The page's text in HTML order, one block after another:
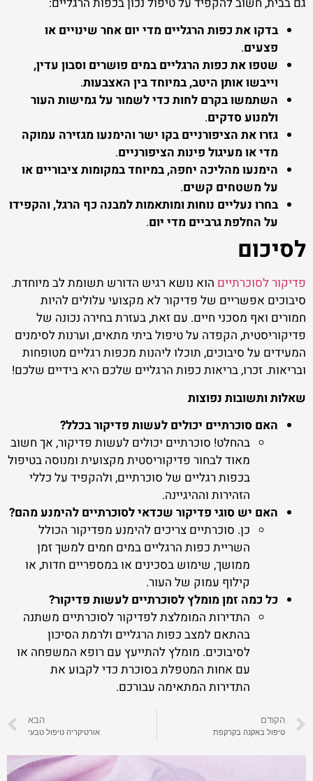
בדקו את כפות הרגליים מדי יום אחר שינויים או
פצעים.
שטפו את כפות הרגליים במים פושרים וסבון עדין,
וייבשו אותן היטב, במיוחד בין האצבעות.
השתמשו בקרם לחות כדי לשמור על גמישות העור
ולמנוע סדקים.
גזרו את הציפורניים בקו ישר והימנעו מגזירה עמוקה
מדי או מעיגול פינות הציפורניים.
הימנעו מהליכה יחפה, במיוחד במקומות ציבוריים או
על משטחים קשים.
בחרו נעליים נוחות ומותאמות למבנה כף הרגל, והקפידו
על החלפת גרביים מדי יום.
לסיכום
פדיקור לסוכרתיים הוא נושא רגיש הדורש תשומת לב מיוחדת.
סיבוכים אפשריים של פדיקור לא מקצועי עלולים להיות
חמורים ואף מסכני חיים. עם זאת, בעזרת בחירה נכונה של
פדיקוריסטית, הקפדה על טיפול ביתי מתאים, וערנות לסימנים
המעידים על סיבוכים, תוכלו ליהנות מכפות רגליים מטופחות
ובריאות. זכרו, בריאות כפות הרגליים שלכם היא בידיים שלכם!
שאלות ותשובות נפוצות
האם סוכרתיים יכולים לעשות פדיקור בכלל?
בהחלט! סוכרתיים יכולים לעשות פדיקור, אך חשוב
מאוד לבחור פדיקוריסטית מקצועית ומנוסה בטיפול
בכפות רגליים של סוכרתיים, ולהקפיד על כללי
הזהירות וההיגיינה.
האם יש סוגי פדיקור שכדאי לסוכרתיים להימנע מהם?
כן. סוכרתיים צריכים להימנע מפדיקור הכולל
השריית כפות הרגליים במים חמים למשך זמן
ממושך, שימוש בסכינים או במספריים חדות, או
קילוף עמוק של העור.
כל כמה זמן מומלץ לסוכרתיים לעשות פדיקור?
התדירות המומלצת לפדיקור לסוכרתיים משתנה
בהתאם למצב כפות הרגליים ולרמת הסיכון
לסיבוכים. מומלץ להתייעץ עם רופא המשפחה או
עם אחות המטפלת בסוכרת כדי לקבוע את
התדירות המתאימה עבורכם.
הקודם
טיפול באקנה בקרקפת
הבא
אורטיקריה טיפול טבעי